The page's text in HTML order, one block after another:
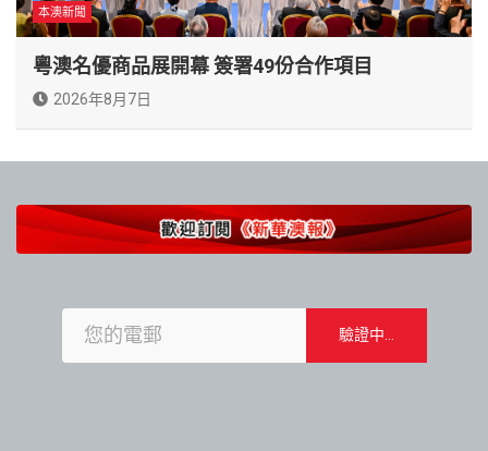
本澳新聞
粵澳名優商品展開幕 簽署49份合作項目
2026年8月7日